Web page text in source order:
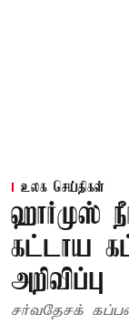
உலக செய்திகள்
ஹார்முஸ்
கட்டாய
அறிவிப்பு
சர்வதேசக்